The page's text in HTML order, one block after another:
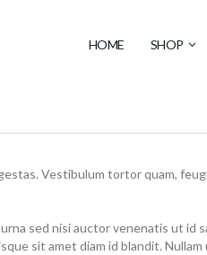
HOME SHOP
Vestibulum tortor quam,
sed nisi auctor venenatis ut id
sit amet diam id blandit.